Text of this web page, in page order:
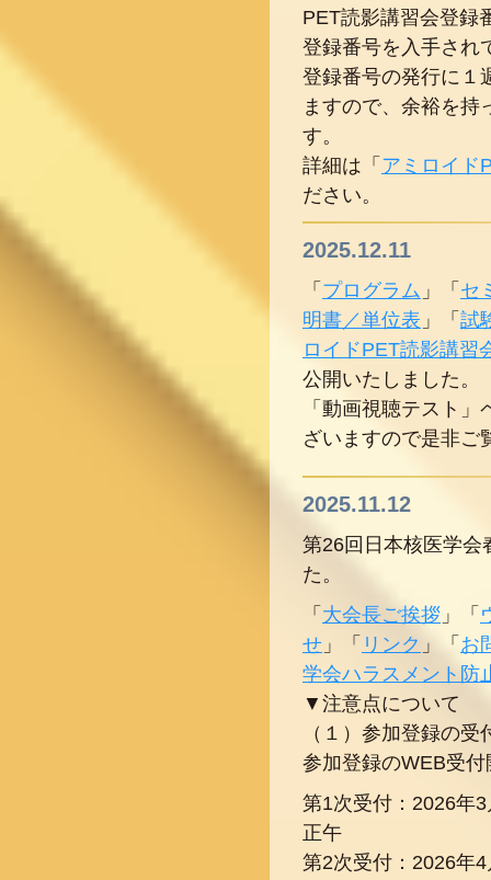
PET読影講習会登録
登録番号を入手され
登録番号の発行に１
ますので、余裕を持
す。
詳細は「 アミロイド
ださい。
2025.12.11
「 プログラム 」「 セ
明書／単位表 」「 試
ロイドPET読影講習
公開いたしました。
「動画視聴テスト
ざいますので是非ご
2025.11.12
第26回日本核医学会
た。
「 大会長ご挨拶 」「
せ 」「 リンク 」「 お
学会ハラスメント防
▼注意点について
（１）参加登録の
参加登録のWEB受
第1次受付：2026年
正午
第2次受付：2026年